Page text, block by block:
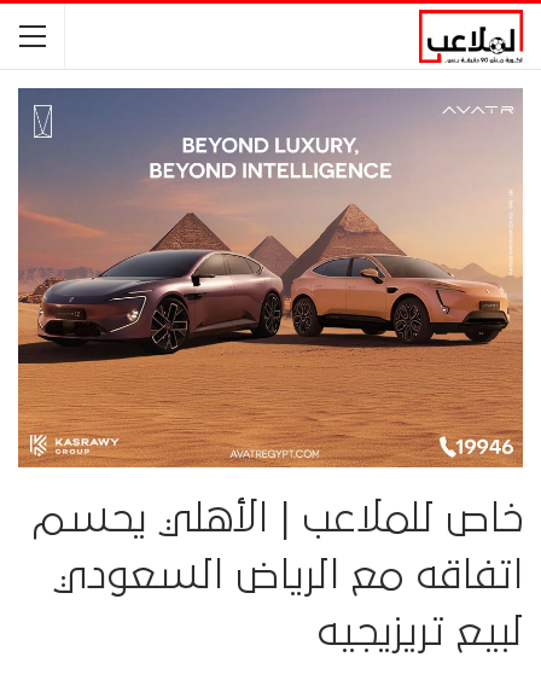
خاص للملاعب | الأهلي يحسم
اتفاقه مع الرياض السعودي
لبيع تريزيجيه